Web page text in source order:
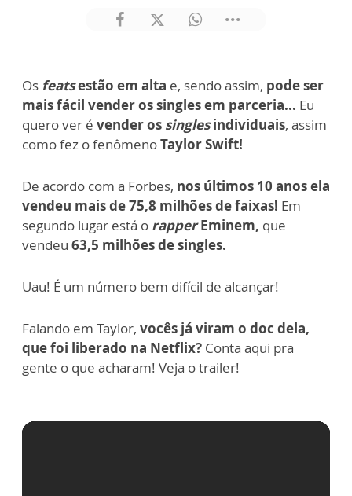
Os featsestão em alta e, sendo assim, pode ser
mais fácil vender os singles em parceria... Eu
quero ver é vender os singlesindividuais, assim
como fez o fenômenoTaylor Swift!
De acordo com a Forbes, nos últimos 10 anos ela
vendeu mais de 75,8 milhões de faixas! Em
segundo lugar está o rapperEminem, que
vendeu 63,5 milhões de singles.
Uau! É um número bem difícil de alcançar!
Falando em Taylor, vocês já viram o doc dela,
que foi liberado na Netflix? Conta aqui pra
gente o que acharam! Veja o trailer!